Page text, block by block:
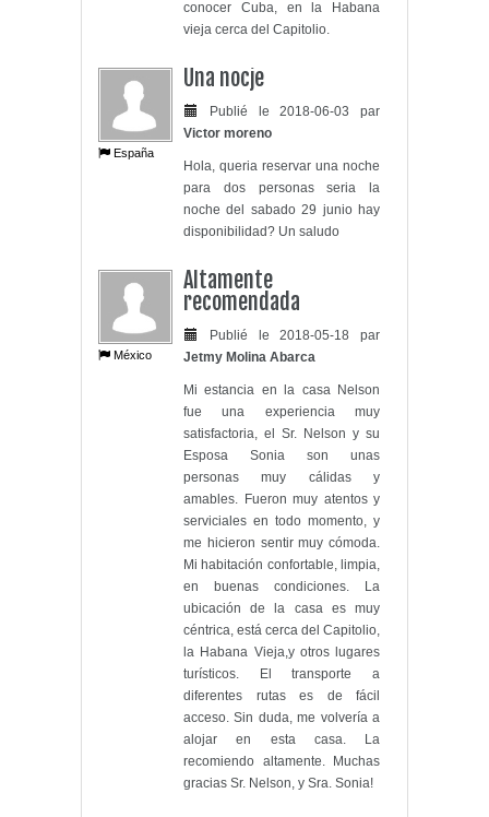
conocer Cuba, en la Habana
vieja cerca del Capitolio.
España
Una nocje
Publié le 2018-06-03 par
Victor moreno
Hola, queria reservar una noche
para dos personas seria la
noche del sabado 29 junio hay
disponibilidad? Un saludo
México
Altamente
recomendada
Publié le 2018-05-18 par
Jetmy Molina Abarca
Mi estancia en la casa Nelson
fue una experiencia muy
satisfactoria, el Sr. Nelson y su
Esposa Sonia son unas
personas muy cálidas y
amables. Fueron muy atentos y
serviciales en todo momento, y
me hicieron sentir muy cómoda.
Mi habitación confortable, limpia,
en buenas condiciones. La
ubicación de la casa es muy
céntrica, está cerca del Capitolio,
la Habana Vieja,y otros lugares
turísticos. El transporte a
diferentes rutas es de fácil
acceso. Sin duda, me volvería a
alojar en esta casa. La
recomiendo altamente. Muchas
gracias Sr. Nelson, y Sra. Sonia!